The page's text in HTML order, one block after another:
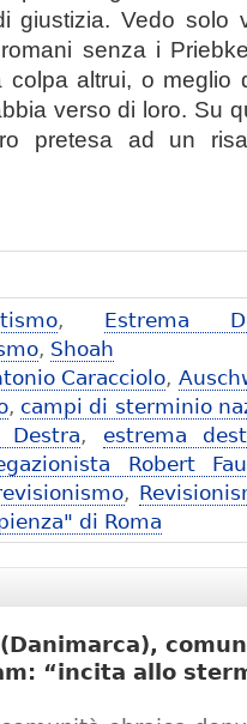
giustizia. Vedo solo
senza i
colpa altrui, o meglio
verso di loro. Su
pretesa ad un
, Estrema
, Shoah
Caracciolo,
, campi di sterminio
Destra, estrema
Robert
,
di Roma
“incita allo